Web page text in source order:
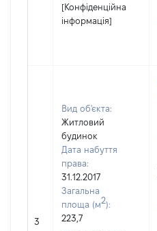
[Конфіденційна
інформація]
3
Вид об'єкта:
Житловий
будинок
Дата набуття
права:
31.12.2017
Загальна
площа (м2):
223,7